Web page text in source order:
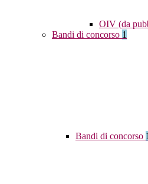
OIV (da
Bandi di concorso 1
Bandi di concorso 1